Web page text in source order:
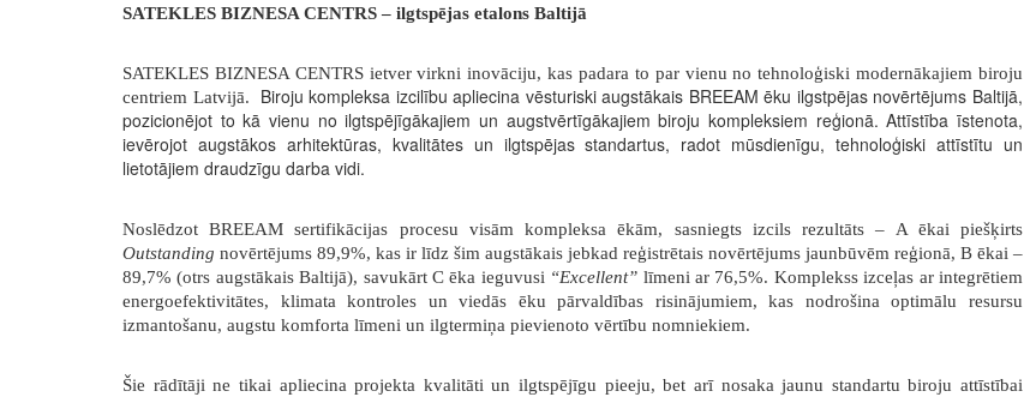
SATEKLES BIZNESA CENTRS – ilgtspējas etalons Baltijā
SATEKLES BIZNESA CENTRS ietver virkni inovāciju, kas padara to par vienu no tehnoloģiski modernākajiem biroju
centriem Latvijā. Biroju kompleksa izcilību apliecina vēsturiski augstākais BREEAM ēku ilgstpējas novērtējums Baltijā,
pozicionējot to kā vienu no ilgtspējīgākajiem un augstvērtīgākajiem biroju kompleksiem reģionā. Attīstība īstenota,
ievērojot augstākos arhitektūras, kvalitātes un ilgtspējas standartus, radot mūsdienīgu, tehnoloģiski attīstītu un
lietotājiem draudzīgu darba vidi.
Noslēdzot BREEAM sertifikācijas procesu visām kompleksa ēkām, sasniegts izcils rezultāts – A ēkai piešķirts
Outstanding novērtējums 89,9%, kas ir līdz šim augstākais jebkad reģistrētais novērtējums jaunbūvēm reģionā, B ēkai –
89,7% (otrs augstākais Baltijā), savukārt C ēka ieguvusi “Excellent” līmeni ar 76,5%. Komplekss izceļas ar integrētiem
energoefektivitātes, klimata kontroles un viedās ēku pārvaldības risinājumiem, kas nodrošina optimālu resursu
izmantošanu, augstu komforta līmeni un ilgtermiņa pievienoto vērtību nomniekiem.
Šie rādītāji ne tikai apliecina projekta kvalitāti un ilgtspējīgu pieeju, bet arī nosaka jaunu standartu biroju attīstībai